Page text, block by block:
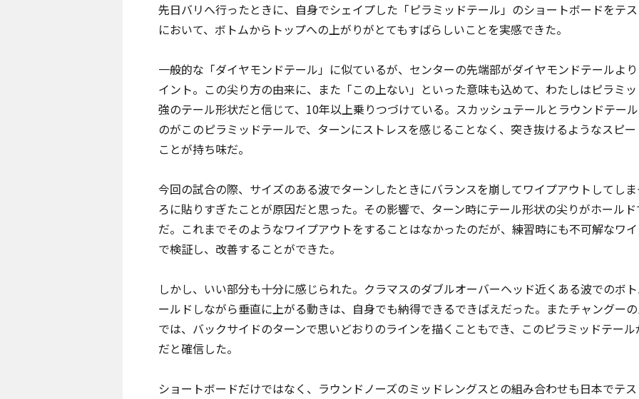
先日バリへ行ったときに、自身でシェイプした「ピラミッドテール」のショートボードをテ
において、ボトムからトップへの上がりがとてもすばらしいことを実感できた。
一般的な「ダイヤモンドテール」に似ているが、センターの先端部がダイヤモンドテールよ
イント。この尖り方の由来に、また「この上ない」といった意味も込めて、わたしはピラミ
強のテール形状だと信じて、10年以上乗りつづけている。スカッシュテールとラウンドテー
のがこのピラミッドテールで、ターンにストレスを感じることなく、突き抜けるようなスピ
ことが持ち味だ。
今回の試合の際、サイズのある波でターンしたときにバランスを崩してワイプアウトしてし
ろに貼りすぎたことが原因だと思った。その影響で、ターン時にテール形状の尖りがホール
だ。これまでそのようなワイプアウトをすることはなかったのだが、練習時にも不可解なワ
で検証し、改善することができた。
しかし、いい部分も十分に感じられた。クラマスのダブルオーバーヘッド近くある波でのボ
ールドしながら垂直に上がる動きは、自身でも納得できるできばえだった。またチャングー
では、バックサイドのターンで思いどおりのラインを描くこともでき、このピラミッドテー
だと確信した。
ショートボードだけではなく、ラウンドノーズのミッドレングスとの組み合わせも日本でテ